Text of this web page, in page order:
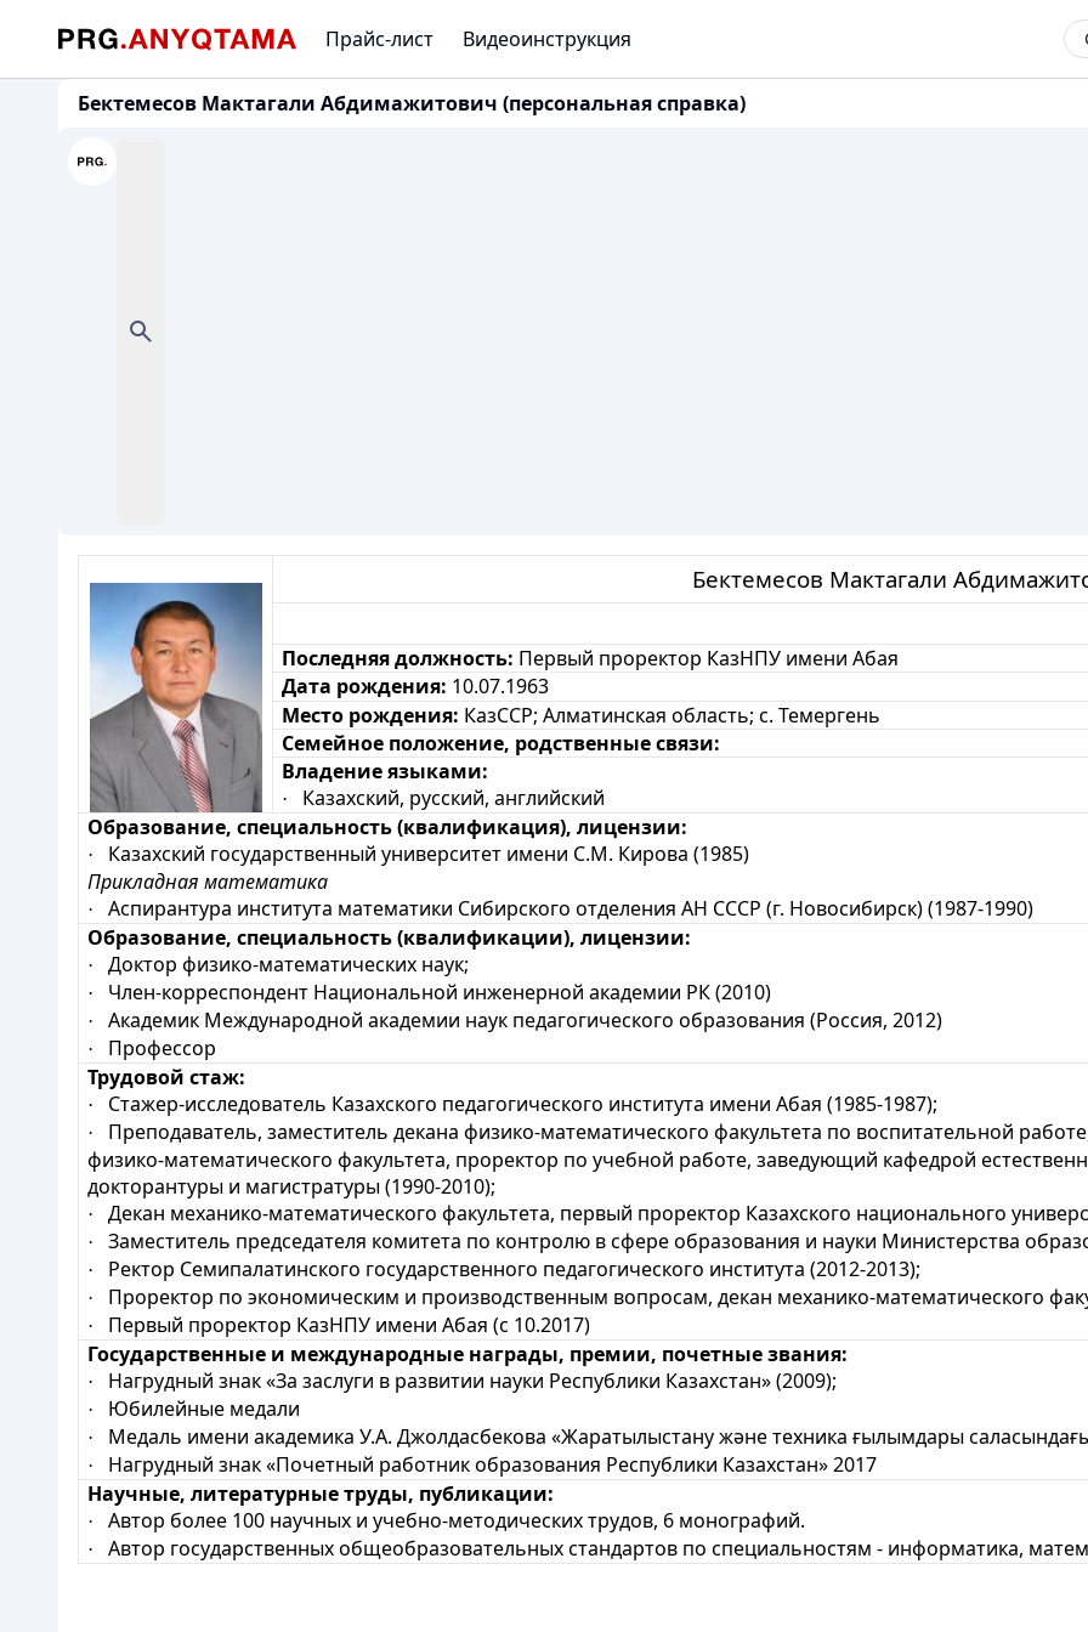
Прайс-лист Видеоинструкция
Бектемесов Мактагали Абдимажитович (персональная справка)
Бектемесов Мактагали
Последняя должность: Первый проректор КазНПУ имени Абая
Дата рождения: 10.07.1963
Место рождения: КазССР; Алматинская область; с. Темергень
Семейное положение, родственные связи:
Владение языками:
· Казахский, русский, английский
Образование, специальность (квалификация), лицензии:
·
Казахский государственный университет имени С.М. Кирова (1985)
Прикладная математика
· Аспирантура института математики Сибирского отделения АН СССР (г. Новосибирск) (1987-1990)
Образование, специальность (квалификации), лицензии:
· Доктор физико-математических наук;
· Член-корреспондент Национальной инженерной академии РК (2010)
· Академик Международной академии наук педагогического образования (Россия, 2012)
·
Профессор
Трудовой стаж:
· Стажер-исследователь Казахского педагогического института имени Абая (1985-1987);
·
Преподаватель, заместитель декана физико-математического факультета по воспитательной
физико-математического факультета, проректор по учебной работе, заведующий кафедрой
докторантуры и магистратуры (1990-2010);
· Декан механико-математического факультета, первый проректор Казахского национального
· Заместитель председателя комитета по контролю в сфере образования и науки Министерства
· Ректор Семипалатинского государственного педагогического института (2012-2013);
· Проректор по экономическим и производственным вопросам, декан механико-математического
· Первый проректор КазНПУ имени Абая (с 10.2017)
Государственные и международные награды, премии, почетные звания:
· Нагрудный знак «За заслуги в развитии науки Республики Казахстан» (2009);
· Юбилейные медали
· Медаль имени академика У.А. Джолдасбекова «Жаратылыстану және техника ғылымдары
·
Нагрудный знак «Почетный работник образования Республики Казахстан» 2017
Научные, литературные труды, публикации:
· Автор более 100 научных и учебно-методических трудов, 6 монографий.
· Автор государственных общеобразовательных стандартов по специальностям - информатика,